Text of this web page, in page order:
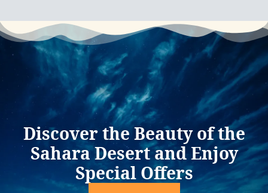
Discover the Beauty of the
Sahara Desert and Enjoy
Special Offers​